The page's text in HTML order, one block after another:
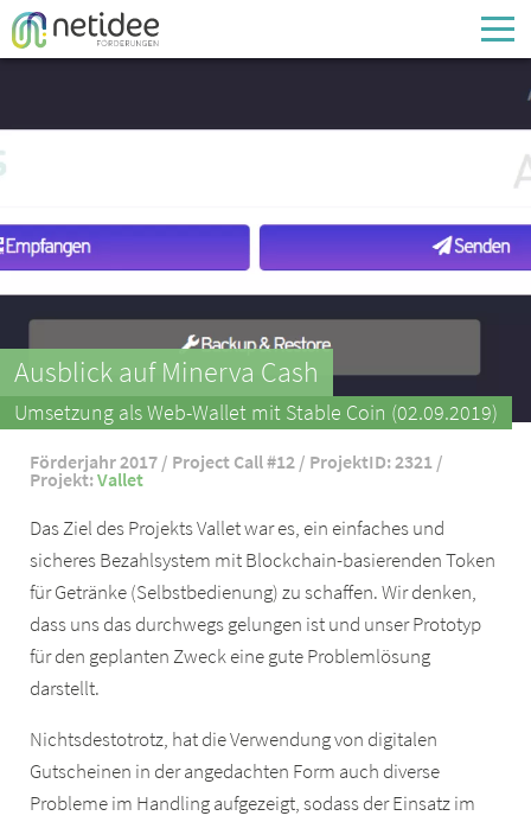
Enter your username or email address
Passwort
Passwort vergessen
Ausblick auf Minerva Cash
Umsetzung als Web-Wallet mit Stable Coin (02.09.2019)
Förderjahr 2017 / Project Call #12 / ProjektID: 2321 /
Projekt:Vallet
Das Ziel des Projekts Vallet war es, ein einfaches und
sicheres Bezahlsystem mit Blockchain-basierenden Token
für Getränke (Selbstbedienung) zu schaffen. Wir denken,
dass uns das durchwegs gelungen ist und unser Prototyp
für den geplanten Zweck eine gute Problemlösung
darstellt.
Nichtsdestotrotz, hat die Verwendung von digitalen
Gutscheinen in der angedachten Form auch diverse
Probleme im Handling aufgezeigt, sodass der Einsatz im